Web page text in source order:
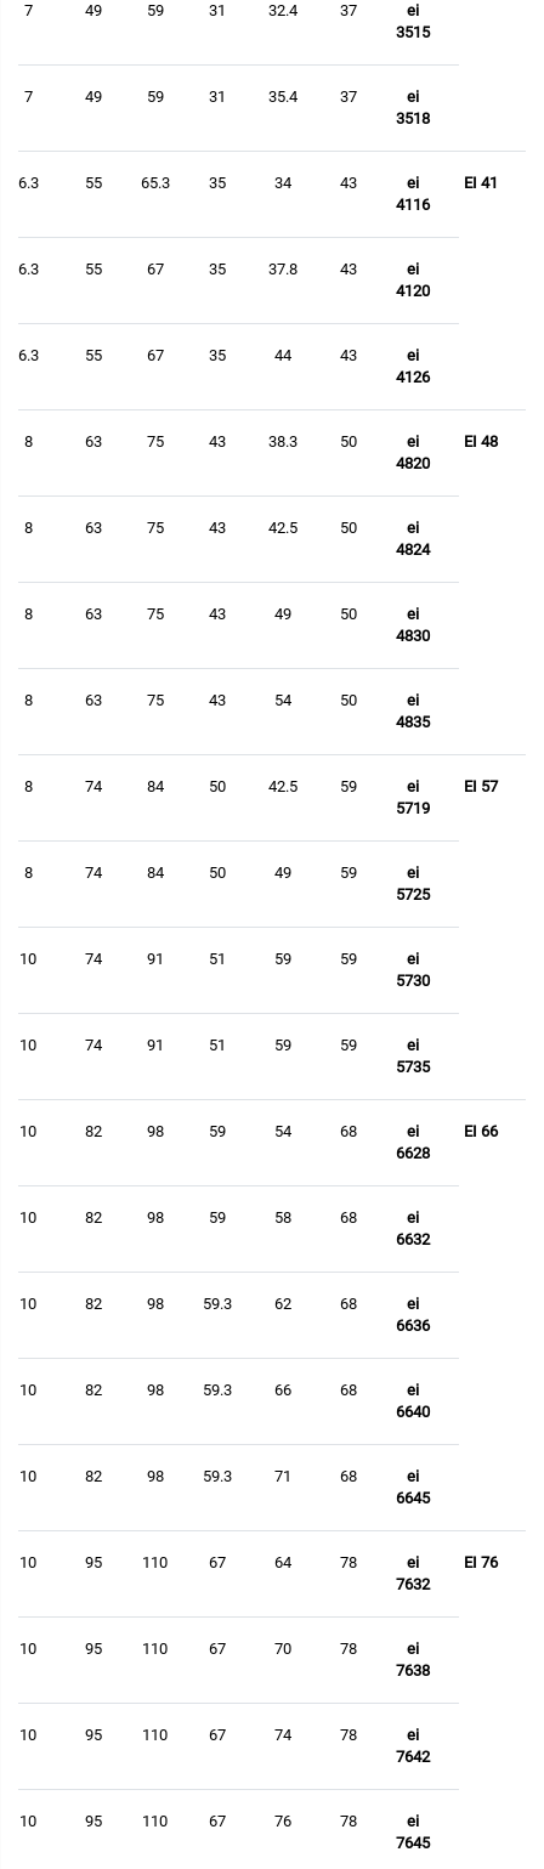
ei
3515
37
32.4
31
59
49
7
ei
3518
37
35.4
31
59
49
7
EI 41
ei
4116
43
34
35
65.3
55
6.3
ei
4120
43
37.8
35
67
55
6.3
ei
4126
43
44
35
67
55
6.3
EI 48
ei
4820
50
38.3
43
75
63
8
ei
4824
50
42.5
43
75
63
8
ei
4830
50
49
43
75
63
8
ei
4835
50
54
43
75
63
8
EI 57
ei
5719
59
42.5
50
84
74
8
ei
5725
59
49
50
84
74
8
ei
5730
59
59
51
91
74
10
ei
5735
59
59
51
91
74
10
EI 66
ei
6628
68
54
59
98
82
10
ei
6632
68
58
59
98
82
10
ei
6636
68
62
59.3
98
82
10
ei
6640
68
66
59.3
98
82
10
ei
6645
68
71
59.3
98
82
10
EI 76
ei
7632
78
64
67
110
95
10
ei
7638
78
70
67
110
95
10
ei
7642
78
74
67
110
95
10
ei
7645
78
76
67
110
95
10